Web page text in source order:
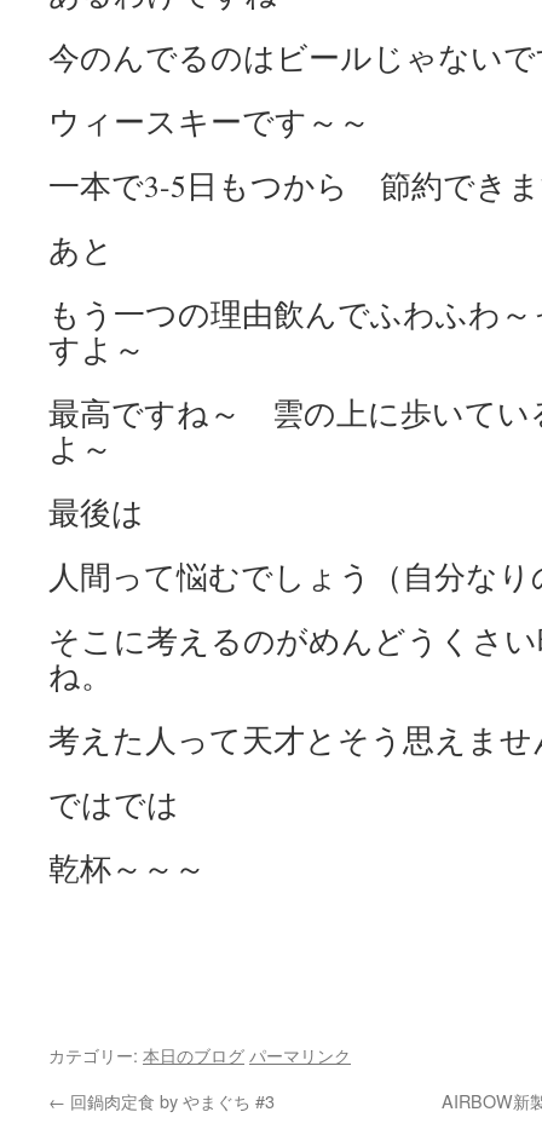
今のんでるのはビールじゃない
ウィースキーです～～
一本で3-5日もつから 節約でき
あと
もう一つの理由飲んでふわふわ
すよ～
最高ですね～ 雲の上に歩いてい
よ～
最後は
人間って悩むでしょう（自分な
そこに考えるのがめんどうくさ
ね。
考えた人って天才とそう思えませ
ではでは
乾杯～～～
カテゴリー: 本日のブログ パーマリンク
← 回鍋肉定食 by やまぐち #3 AIRBOW新